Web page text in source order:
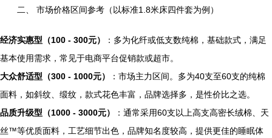
二、 市场价格区间参考（以标准1.8米床四件套为例）
经济实惠型（100 - 300元）
：多为化纤或低支数纯棉，基础款式，满足
基本使用需求，常见于电商平台促销款或超市。
大众舒适型（300 - 1000元）
：市场主力区间。多为40支至60支的纯棉
面料，如斜纹、缎纹，款式花色丰富，品牌选择多，是性价比之选。
品质升级型（1000 - 3000元）
：通常采用60支以上高支高密长绒棉、天
丝™等优质面料，工艺细节出色，品牌知名度较高，提供更佳的睡眠体